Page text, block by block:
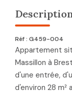
Description
Réf : G459-004
Appartement
Massillon à
d'une entrée,
d'environ 28